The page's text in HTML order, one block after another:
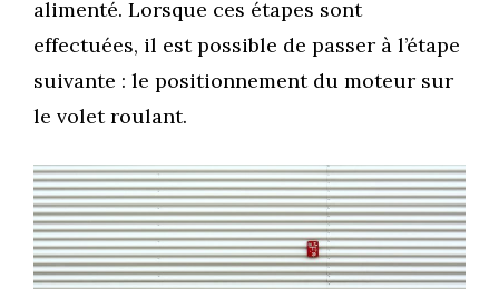
alimenté. Lorsque ces étapes sont
effectuées, il est possible de passer à l’étape
suivante : le positionnement du moteur sur
le volet roulant.